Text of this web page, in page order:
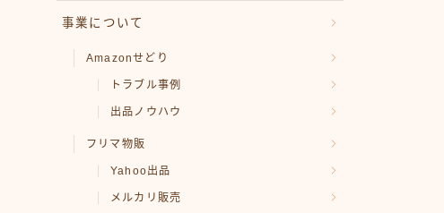
事業について
Amazonせどり
トラブル事例
出品ノウハウ
フリマ物販
Yahoo出品
メルカリ販売